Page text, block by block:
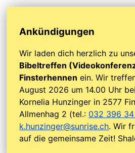
Ankündigungen
Wir laden dich herzlich zu
Bibeltreffen
Finsterhennen ein. Wir
August 2026 um 14.00 Uhr
Kornelia Hunzinger in 2577
Allmenhag 2 (tel.: 032 396
k.hunzinger@sunrise.ch. Wir
auf die gemeinsame Zeit!